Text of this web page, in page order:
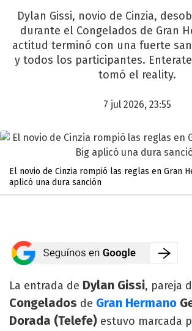
Dylan Gissi, novio de Cinzia,
durante el Congelados de Gran
actitud terminó con una fuerte
y todos los participantes.
tomó el reality.
7 jul 2026, 23:55
El novio de Cinzia rompió las reglas en Gran
aplicó una dura sanción
La entrada de Dylan Gissi, pareja
Congelados de Gran Hermano
Dorada (Telefe) estuvo marcada